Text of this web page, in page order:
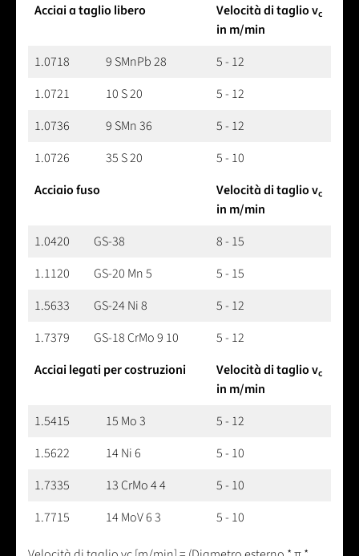
Acciai a taglio libero
Velocità di taglio vc
in m/min
1.0718
9 SMnPb 28
5 - 12
1.0721
10 S 20
5 - 12
1.0736
9 SMn 36
5 - 12
1.0726
35 S 20
5 - 10
Acciaio fuso
Velocità di taglio vc
in m/min
1.0420
GS-38
8 - 15
1.1120
GS-20 Mn 5
5 - 15
1.5633
GS-24 Ni 8
5 - 12
1.7379
GS-18 CrMo 9 10
5 - 12
Acciai legati per costruzioni
Velocità di taglio vc
in m/min
1.5415
15 Mo 3
5 - 12
1.5622
14 Ni 6
5 - 10
1.7335
13 CrMo 4 4
5 - 10
1.7715
14 MoV 6 3 5 - 10